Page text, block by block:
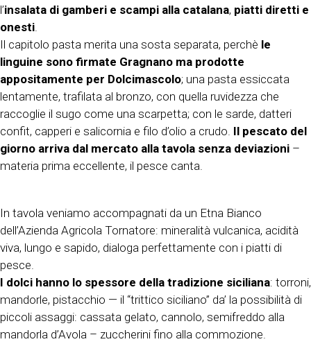
l’insalata di gamberi e scampi alla catalana, piatti diretti e
onesti
Il capitolo pasta merita una sosta separata, perchè le
linguine sono firmate Gragnano ma prodotte
appositamente per Dolcimascolo; una pasta essiccata
lentamente, trafilata al bronzo, con quella ruvidezza che
raccoglie il sugo come una scarpetta; con le sarde, datteri
confit, capperi e salicornia e filo d’olio a crudo. Il pescato del
giorno arriva dal mercato alla tavola senza deviazioni –
materia prima eccellente, il pesce canta.
In tavola veniamo accompagnati da un Etna Bianco
dell’Azienda Agricola Tornatore: mineralità vulcanica, acidità
viva, lungo e sapido, dialoga perfettamente con i piatti di
pesce.
I dolci hanno lo spessore della tradizione siciliana: torroni,
mandorle, pistacchio — il “trittico siciliano” da’ la possibilità di
piccoli assaggi: cassata gelato, cannolo, semifreddo alla
mandorla d’Avola – zuccherini fino alla commozione.